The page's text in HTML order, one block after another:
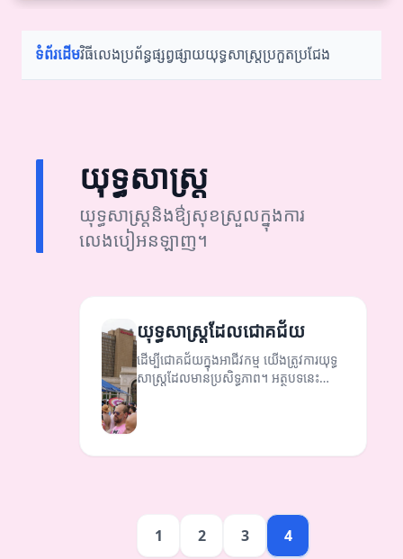
ទំព័រដើមវិធីលេងប្រព័ន្ធផ្សព្វផ្សាយយុទ្ធសាស្ត្រប្រកួតប្រជែង
យុទ្ធសាស្ត្រ
យុទ្ធសាស្ត្រនិងឳ្យសុខស្រួលក្នុងការ
លេងបៀអនឡាញ។
យុទ្ធសាស្ត្រដែលជោគជ័យ
ដើម្បីជោគជ័យក្នុងអាជីវកម្ម យើងត្រូវការយុទ្ធ
សាស្ត្រដែលមានប្រសិទ្ធភាព។ អត្ថបទនេះ
1 2 3 4